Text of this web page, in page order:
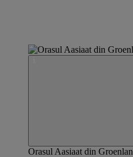
Orasul Aasiaat din